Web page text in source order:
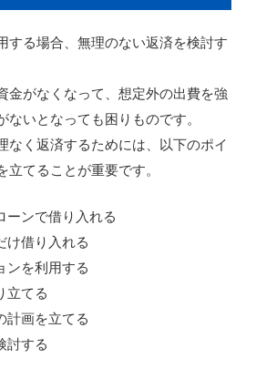
する場合、無理のない返済を検討す
金がなくなって、想定外の出費を強
いとなっても困りものです。
なく返済するためには、以下のポイ
てることが重要です。
ーンで借り入れる
け借り入れる
ンを利用する
立てる
計画を立てる
討する